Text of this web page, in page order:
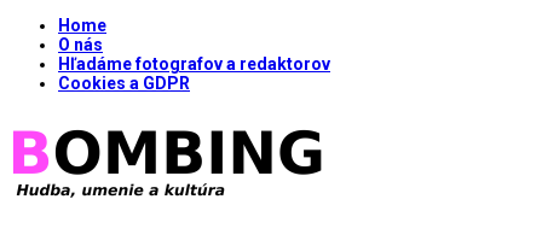
Home
O nás
Hľadáme fotografov a redaktorov
Cookies a GDPR